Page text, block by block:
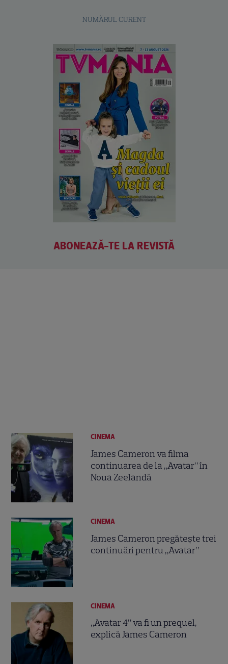
NUMĂRUL CURENT
ABONEAZĂ-TE LA REVISTĂ
CINEMA
James Cameron va filma
continuarea de la „Avatar” în
Noua Zeelandă
CINEMA
James Cameron pregăteşte trei
continuări pentru „Avatar”
CINEMA
„Avatar 4” va fi un prequel,
explică James Cameron